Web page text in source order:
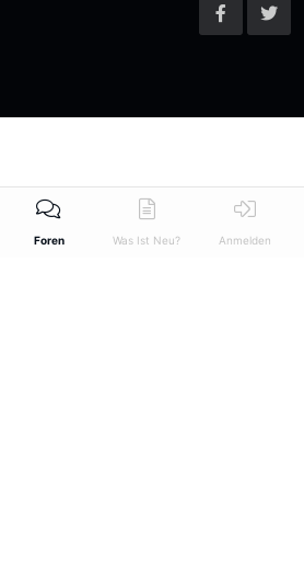
Foren Was Ist Neu? Anmelden